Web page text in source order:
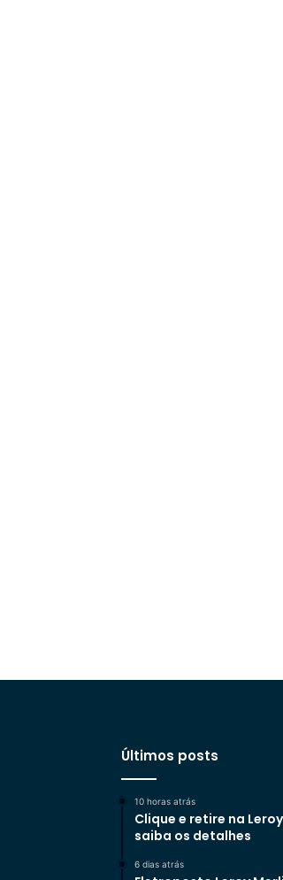
Últimos posts
10 horas atrás
Clique e retire na
saiba os detalhes
6 dias atrás